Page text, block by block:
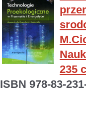
235
ISBN 978-83-